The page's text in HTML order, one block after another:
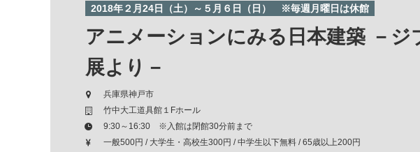
2018年２月24日（土）～５月６日（日） ※毎週月曜日は休館
アニメーションにみる日本建築 －ジ
展より－
兵庫県神戸市
竹中大工道具館１Fホール
9:30～16:30 ※入館は閉館30分前まで
一般500円 / 大学生・高校生300円 / 中学生以下無料 / 65歳以上200円